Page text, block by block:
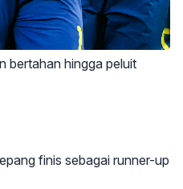
bertahan hingga peluit
finis sebagai runner-up